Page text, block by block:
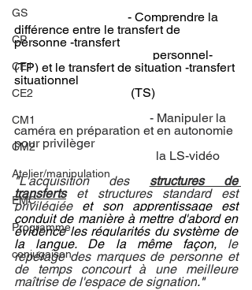
GS
CP
CE1
CE2
CM1
CM2
Atelier/manipulation
EMC
Programme
conjugaison
                                    - Comprendre la
différence entre le transfert de
personne -transfert
personnel-
(TP) et le transfert de situation -transfert
situationnel
                                     (TS)
				   - Manipuler la
caméra en préparation et en autonomie
				     la LS-vidéo
"L'acquisition des structures de
transferts et structures standard est
privilégiée et son apprentissage est
conduit de manière à mettre d'abord en
évidence les régularités du système de
la langue. De la même façon, le
repérage des marques de personne et
de temps concourt à une meilleure
maîtrise de l'espace de signation."